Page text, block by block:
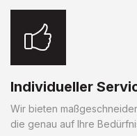
Individueller
Wir bieten
die genau auf Ihre